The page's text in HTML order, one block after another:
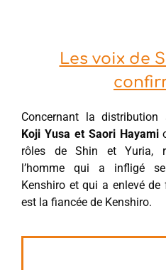
Les voix de
Concernant la distribution
Koji Yusa et Saori Hayami
rôles de Shin et Yuria,
l’homme qui a infligé
Kenshiro et qui a enlevé de
est la fiancée de Kenshiro.